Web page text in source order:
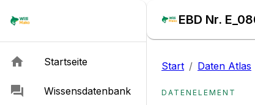
Startseite
Wissensdatenbank
Start / Daten Atlas
DATENELEMENT